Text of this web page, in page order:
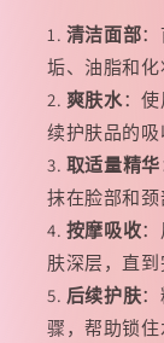
清洁面部
垢、油脂和化
爽肤水：
续护肤品的吸
取适量精华
抹在脸部和颈
按摩吸收
肤深层，直到
后续护肤
骤，帮助锁住